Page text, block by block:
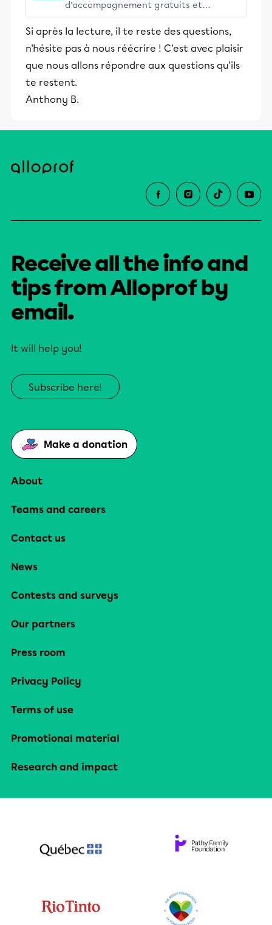
d’accompagnement gratuits et
stimulants, Alloprof engage les élèves
et leurs parents dans la réussite
éducative.
Si après la lecture, il te reste des questions,
n'hésite pas à nous réécrire ! C'est avec plaisir
que nous allons répondre aux questions qu'ils
te restent.
Anthony B.
Receive all the info and
tips from Alloprof by
email.
It will help you!
Subscribe here!
Make a donation
About
Teams and careers
Contact us
News
Contests and surveys
Our partners
Press room
Privacy Policy
Terms of use
Promotional material
Research and impact